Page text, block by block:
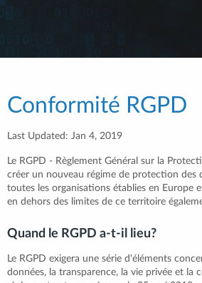
Conformité RGPD
Last Updated: Jan 4, 2019
Le RGPD - Règlement Général sur la
créer un nouveau régime de protection des
toutes les organisations établies en Europe
en dehors des limites de ce territoire
Quand le RGPD a-t-il lieu?
Le RGPD exigera une série d'éléments
données, la transparence, la vie privée et la